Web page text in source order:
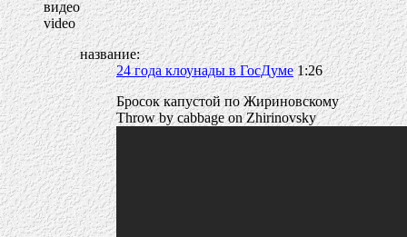
видео
video
название:
24 года клоунады в ГосДуме1:26
Бросок капустой по Жириновскому
Throw by cabbage on Zhirinovsky